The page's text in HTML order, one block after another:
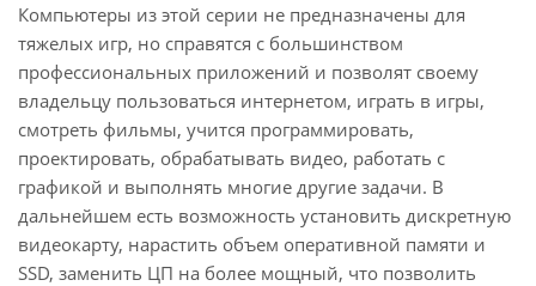
Компьютеры из этой серии не предназначены для
тяжелых игр, но справятся с большинством
профессиональных приложений и позволят своему
владельцу пользоваться интернетом, играть в игры,
смотреть фильмы, учится программировать,
проектировать, обрабатывать видео, работать с
графикой и выполнять многие другие задачи. В
дальнейшем есть возможность установить дискретную
видеокарту, нарастить объем оперативной памяти и
SSD, заменить ЦП на более мощный, что позволить